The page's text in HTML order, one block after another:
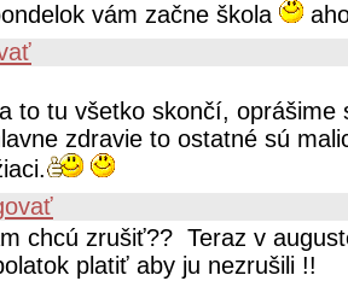
vám začne škola
to tu všetko skončí, oprášime
zdravie to ostatné sú
chcú zrušiť?? Teraz v
platiť aby ju nezrušili !!